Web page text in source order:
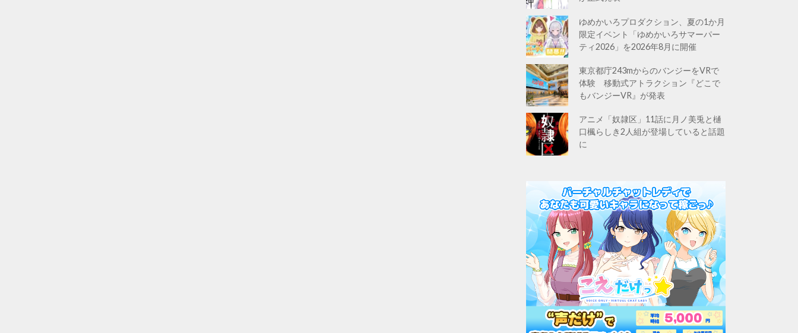
ゆめかいろプロダクション、夏の1か月
限定イベント「ゆめかいろサマーパー
ティ2026」を2026年8月に開催
東京都庁243mからのバンジーをVRで
体験 移動式アトラクション『どこで
もバンジーVR』が発表
アニメ「奴隷区」11話に月ノ美兎と樋
口楓らしき2人組が登場していると話題
に